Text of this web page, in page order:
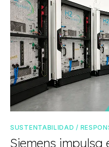
SUSTENTABILIDAD /
Siemens impulsa